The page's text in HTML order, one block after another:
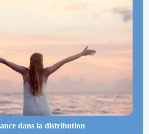
dans la distribution